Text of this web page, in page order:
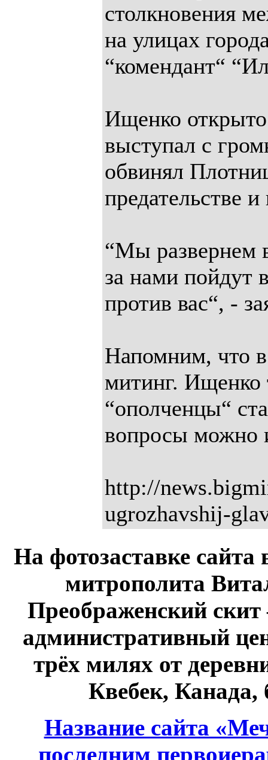
столкновения
на улицах
“комендант“
Ищенко
выступал с
обвинял
предательстве
“Мы развернем
за нами пойдут
против вас“, -
Напомним, что в
митинг. Ищенко
“ополченцы“
вопросы можно
http://
ugrozhavshij-
На фотозаставке сайта
митрополита
Преображенский
административный
трёх милях от
Квебек,
Название сайта
последним